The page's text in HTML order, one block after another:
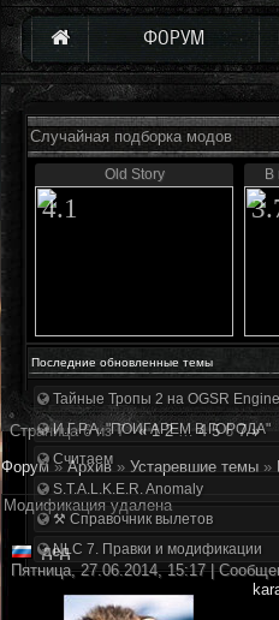
ФОРУМ
Случайная подборка модов
Old Story
4.1
В
Последние обновленные темы
Тайные Тропы 2 на OGSR Engine
И.Г.Р.А. "ПОИГАРЕМ В ГОРОДА"
Считаем
S.T.A.L.K.E.R. Anomaly
⚒ Справочник вылетов
NLC 7. Правки и модификации
Страница6из7 « 1 2 … 4 5 6 7 »
Форум » Архив » Устаревшие темы »
Модификация удалена
дед
Пятница, 27.06.2014, 15:17 |